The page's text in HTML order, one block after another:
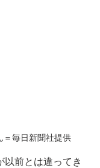
＝毎日新聞社提供
前とは違ってき